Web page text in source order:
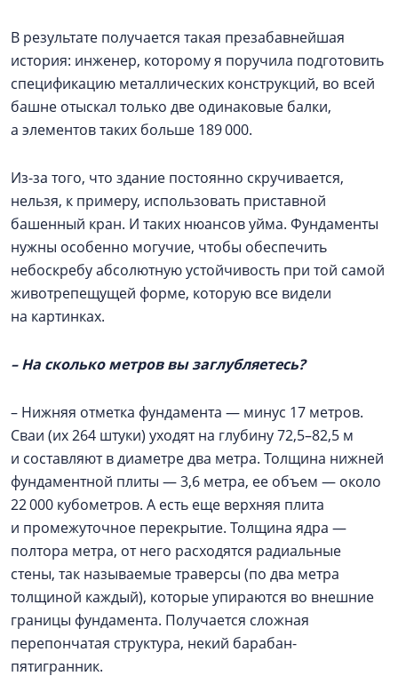
В результате получается такая презабавнейшая
история: инженер, которому я поручила подготовить
спецификацию металлических конструкций, во всей
башне отыскал только две одинаковые балки,
а элементов таких больше 189 000.
Из-за того, что здание постоянно скручивается,
нельзя, к примеру, использовать приставной
башенный кран. И таких нюансов уйма. Фундаменты
нужны особенно могучие, чтобы обеспечить
небоскребу абсолютную устойчивость при той самой
животрепещущей форме, которую все видели
на картинках.
– На сколько метров вы заглубляетесь?
– Нижняя отметка фундамента — минус 17 метров.
Сваи (их 264 штуки) уходят на глубину 72,5–82,5 м
и составляют в диаметре два метра. Толщина нижней
фундаментной плиты — 3,6 метра, ее объем — около
22 000 кубометров. А есть еще верхняя плита
и промежуточное перекрытие. Толщина ядра —
полтора метра, от него расходятся радиальные
стены, так называемые траверсы (по два метра
толщиной каждый), которые упираются во внешние
границы фундамента. Получается сложная
перепончатая структура, некий барабан-
пятигранник.